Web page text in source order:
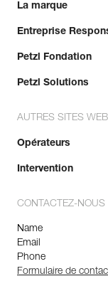
La marque
Entreprise
Petzl Fondation
Petzl Solutions
AUTRES SITES
Opérateurs
Intervention
CONTACTEZ-NOUS
Name
Email
Phone
Formulaire de